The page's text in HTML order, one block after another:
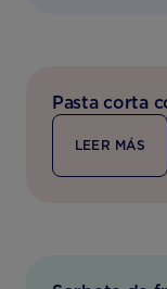
Pasta corta
LEER MÁS